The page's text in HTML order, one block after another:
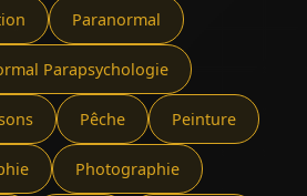
Paranormal
Parapsychologie
Pêche Peinture
Photographie